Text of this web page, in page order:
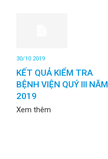
30/10 2019
KẾT QUẢ KIỂM TRA
BỆNH VIỆN QUÝ III NĂM
2019
Xem thêm